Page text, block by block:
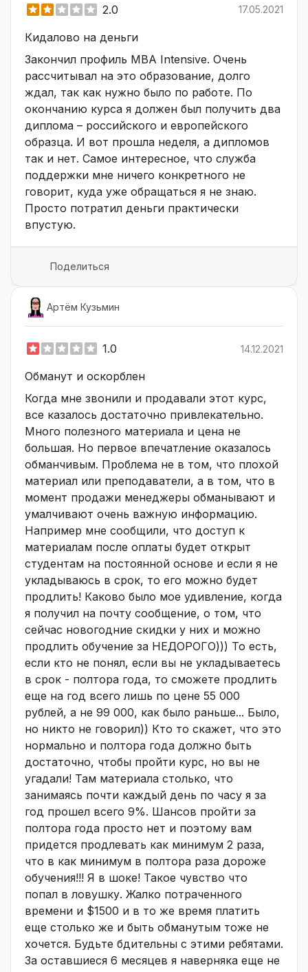
2.0 17.05.2021
Кидалово на деньги
Закончил профиль MBA Intensive. Очень
рассчитывал на это образование, долго
ждал, так как нужно было по работе. По
окончанию курса я должен был получить два
диплома – российского и европейского
образца. И вот прошла неделя, а дипломов
так и нет. Самое интересное, что служба
поддержки мне ничего конкретного не
говорит, куда уже обращаться я не знаю.
Просто потратил деньги практически
впустую.
Поделиться
Артём Кузьмин
1.0 14.12.2021
Обманут и оскорблен
Когда мне звонили и продавали этот курс,
все казалось достаточно привлекательно.
Много полезного материала и цена не
большая. Но первое впечатление оказалось
обманчивым. Проблема не в том, что плохой
материал или преподаватели, а в том, что в
момент продажи менеджеры обманывают и
умалчивают очень важную информацию.
Например мне сообщили, что доступ к
материалам после оплаты будет открыт
студентам на постоянной основе и если я не
укладываюсь в срок, то его можно будет
продлить! Каково было мое удивление, когда
я получил на почту сообщение, о том, что
сейчас новогодние скидки у них и можно
продлить обучение за НЕДОРОГО))) То есть,
если кто не понял, если вы не укладываетесь
в срок - полтора года, то сможете продлить
еще на год всего лишь по цене 55 000
рублей, а не 99 000, как было раньше... Было,
но никто не говорил)) Кто то скажет, что это
нормально и полтора года должно быть
достаточно, чтобы пройти курс, но вы не
угадали! Там материала столько, что
занимаясь почти каждый день по часу я за
год прошел всего 9%. Шансов пройти за
полтора года просто нет и поэтому вам
придется продлевать как минимум 2 раза,
что в как минимум в полтора раза дороже
обучения!!! Я в шоке! Такое чувство что
попал в ловушку. Жалко потраченного
времени и $1500 и в то же время платить
еще столько же и быть обманутым тоже не
хочется. Будьте бдительны с этими ребятами.
За оставшиеся 6 месяцев я наверняка еще не